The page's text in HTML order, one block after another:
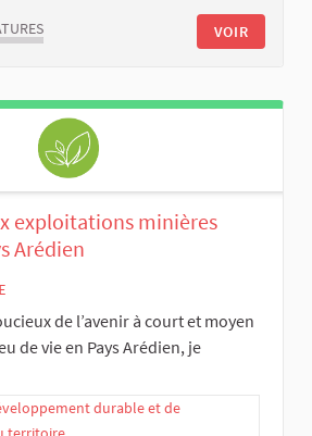
VOIR
exploitations minières
Arédien
de l’avenir à court et moyen
de vie en Pays Arédien, je
durable et de